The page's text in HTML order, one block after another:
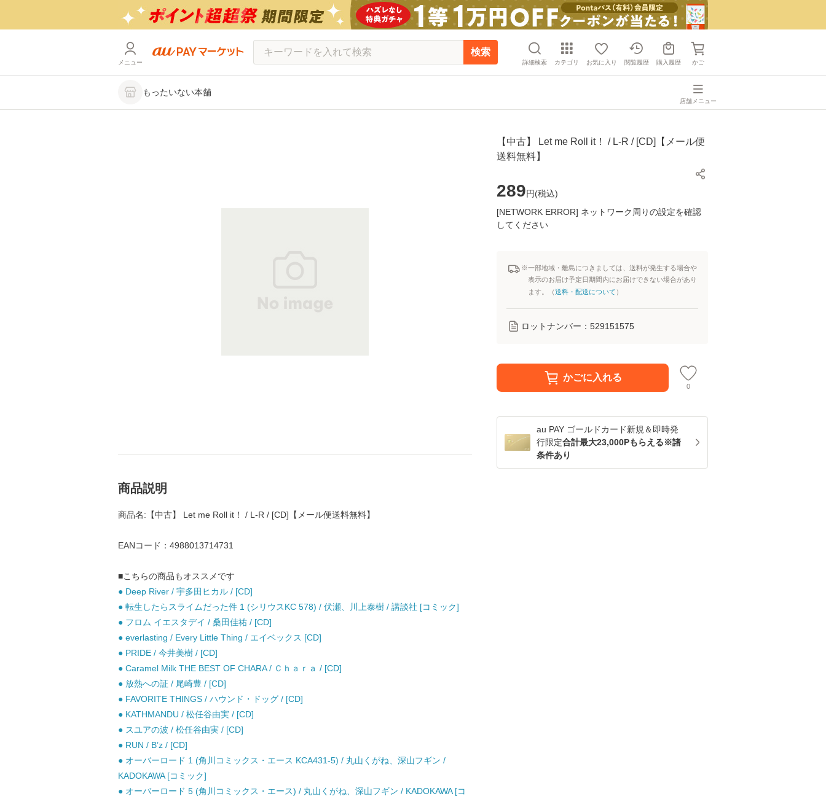
メニュー
検索
詳細検索 カテゴリ お気に入り 閲覧履歴 購入履歴 かご
もったいない本舗
店舗メニュー
【中古】 Let me Roll it！ / L-R / [CD]【メール便
送料無料】
289円(税込)
[NETWORK ERROR] ネットワーク周りの設定を確認
してください
※一部地域・離島につきましては、送料が発生する場合や
表示のお届け予定日期間内にお届けできない場合があり
ます。（送料・配送について ）
ロットナンバー： 529151575
かごに入れる
0
au PAY ゴールドカード新規＆即時発
行限定合計最大23,000Pもらえる※諸
条件あり
商品説明
商品名:【中古】 Let me Roll it！ / L-R / [CD]【メール便送料無料】
EANコード：4988013714731
■こちらの商品もオススメです
● Deep River / 宇多田ヒカル / [CD]
● 転生したらスライムだった件 1 (シリウスKC 578) / 伏瀬、川上泰樹 / 講談社 [コミック]
● フロム イエスタデイ / 桑田佳祐 / [CD]
● everlasting / Every Little Thing / エイベックス [CD]
● PRIDE / 今井美樹 / [CD]
● Caramel Milk THE BEST OF CHARA / Ｃｈａｒａ / [CD]
● 放熱への証 / 尾崎豊 / [CD]
● FAVORITE THINGS / ハウンド・ドッグ / [CD]
● KATHMANDU / 松任谷由実 / [CD]
● スユアの波 / 松任谷由実 / [CD]
● RUN / B’z / [CD]
● オーバーロード 1 (角川コミックス・エース KCA431-5) / 丸山くがね、深山フギン /
KADOKAWA [コミック]
● オーバーロード 5 (角川コミックス・エース) / 丸山くがね、深山フギン / KADOKAWA [コ